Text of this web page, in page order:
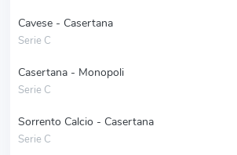
Cavese - Casertana
Serie C
Casertana - Monopoli
Serie C
Sorrento Calcio - Casertana
Serie C